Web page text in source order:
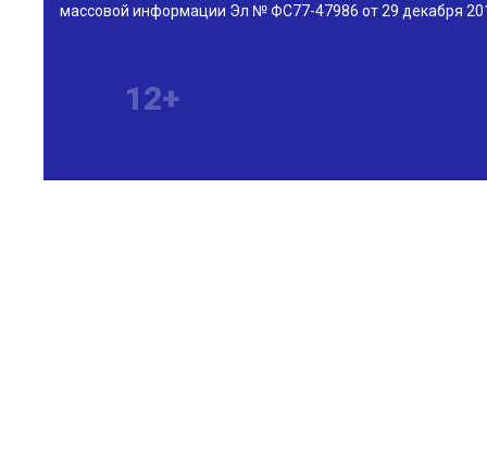
массовой информации Эл № ФС77-47986 от 29 декабря
12+